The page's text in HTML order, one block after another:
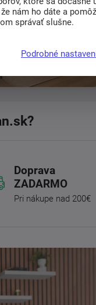
Doprava
ZADARMO
Pri nákupe nad 200€
nám ho dáte a
správať slušne.
Podrobné